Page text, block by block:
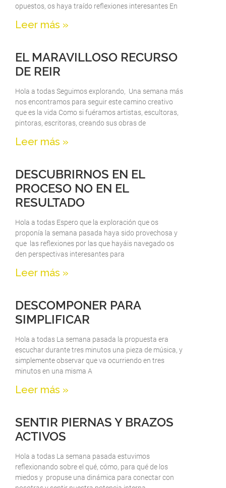
opuestos, os haya traído reflexiones interesantes En
Leer más »
EL MARAVILLOSO RECURSO
DE REIR
Hola a todas Seguimos explorando, Una semana más
nos encontramos para seguir este camino creativo
que es la vida Como si fuéramos artistas, escultoras,
pintoras, escritoras, creando sus obras de
Leer más »
DESCUBRIRNOS EN EL
PROCESO NO EN EL
RESULTADO
Hola a todas Espero que la exploración que os
proponía la semana pasada haya sido provechosa y
que las reflexiones por las que hayáis navegado os
den perspectivas interesantes para
Leer más »
DESCOMPONER PARA
SIMPLIFICAR
Hola a todas La semana pasada la propuesta era
escuchar durante tres minutos una pieza de música, y
simplemente observar que va ocurriendo en tres
minutos en una misma A
Leer más »
SENTIR PIERNAS Y BRAZOS
ACTIVOS
Hola a todas La semana pasada estuvimos
reflexionando sobre el qué, cómo, para qué de los
miedos y propuse una dinámica para conectar con